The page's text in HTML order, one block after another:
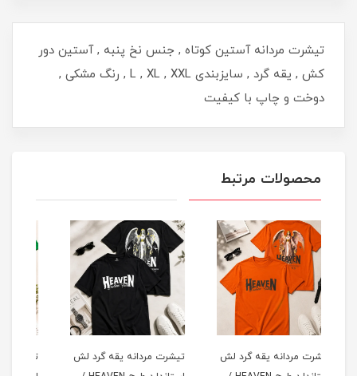
تیشرت مردانه آستین کوتاه , جنس نخ پنبه , آستین دور
کش , یقه گرد , سایزبندی L , XL , XXL , رنگ مشکی ,
دوخت و چاپ با کیفیت
محصولات مرتبط
تیشرت مردانه یقه گرد لش
تیشرت مردانه یقه گرد لش